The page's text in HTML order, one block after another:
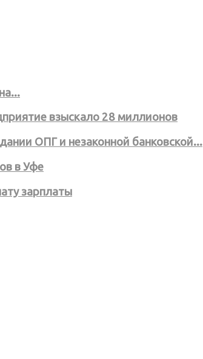
взыскало 28 миллионов
ОПГ и незаконной банковской...
в Уфе
зарплаты